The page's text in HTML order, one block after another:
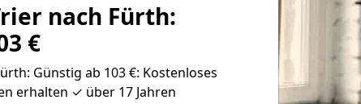
nach Fürth:
€
Günstig ab 103 €: Kostenloses
erhalten ✓ über 17 Jahren